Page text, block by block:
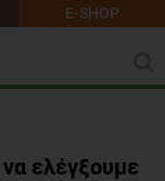
E-SHOP
ελέγξουμε